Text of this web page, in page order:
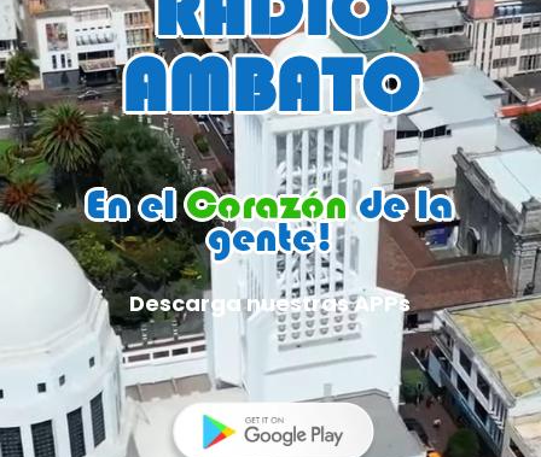
RADIO
AMBATO
En elCorazónde la
gente!
Descarga nuestras APPs